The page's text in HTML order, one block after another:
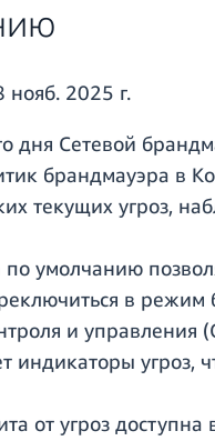
нояб. 2025 г.
дня Сетевой
брандмауэра в
текущих угроз,
по умолчанию
в режим
и управления
индикаторы угроз,
от угроз